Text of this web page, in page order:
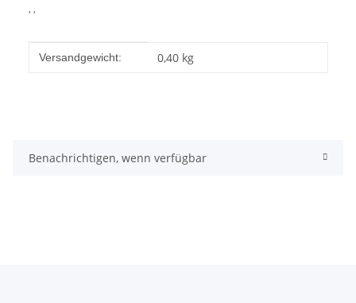
, ,
Produkteigenschaft
Wert
Versandgewicht: 0,40 kg
Benachrichtigen, wenn verfügbar